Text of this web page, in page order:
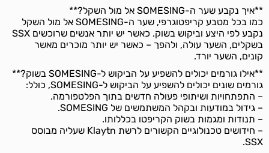
**איך נקבע שער ה-SOMESING אל מול השקל?**
כמו בכל מטבע קריפטוגרפי, שער ה-SOMESING אל מול השקל
נקבע לפי היצע וביקוש בשוק. כאשר יש יותר אנשים שרוכשים SSX
בשקלים, השער עולה, ולהפך – כאשר יש יותר מוכרים מאשר
קונים, השער יורד.
**אילו גורמים יכולים להשפיע על הביקוש ל-SOMESING בשוק?**
גורמים שונים יכולים להשפיע על הביקוש ל-SOMESING, כולל:
– התפתחויות ושיתופי פעולה חדשים בתוך הפלטפורמה.
– גידול במודעות ובקהל המשתמשים של SOMESING.
– תנודות ומגמות בשוק הקריפטו בכללותו.
– חידושים טכנולוגיים הקשורים לרשת Klaytn שעליה מבוסס
SSX.